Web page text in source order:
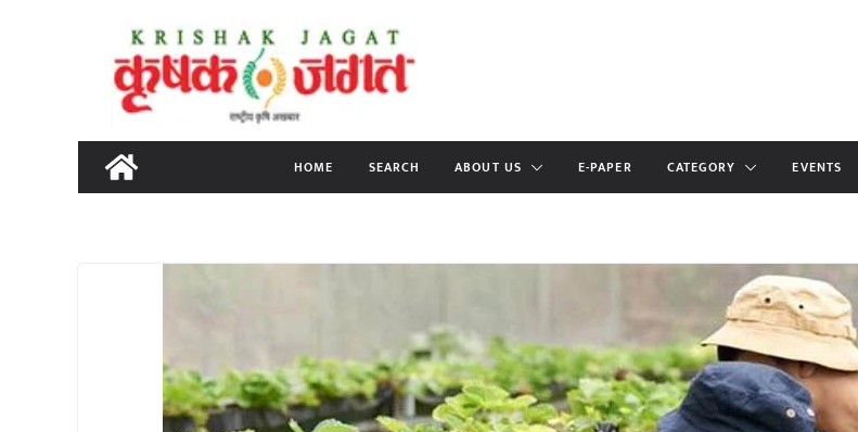
content
HOME SEARCH ABOUT US E-PAPER CATEGORY EVENTS